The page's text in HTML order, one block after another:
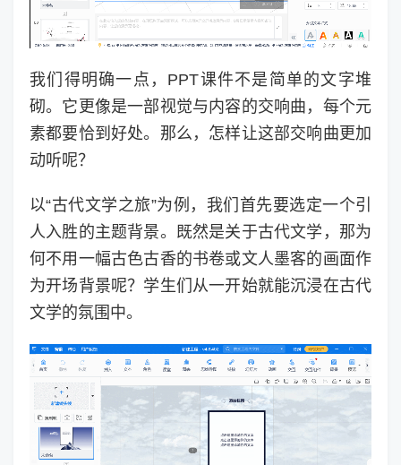
我们得明确一点，PPT课件不是简单的文字堆
砌。它更像是一部视觉与内容的交响曲，每个元
素都要恰到好处。那么，怎样让这部交响曲更加
动听呢？
以“古代文学之旅”为例，我们首先要选定一个引
人入胜的主题背景。既然是关于古代文学，那为
何不用一幅古色古香的书卷或文人墨客的画面作
为开场背景呢？学生们从一开始就能沉浸在古代
文学的氛围中。